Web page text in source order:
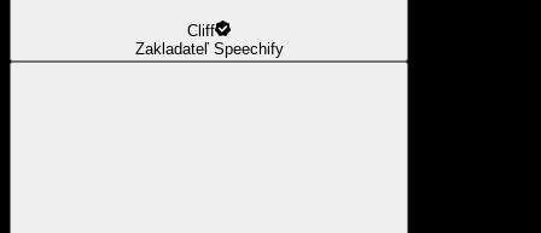
Cliff
Zakladateľ Speechify